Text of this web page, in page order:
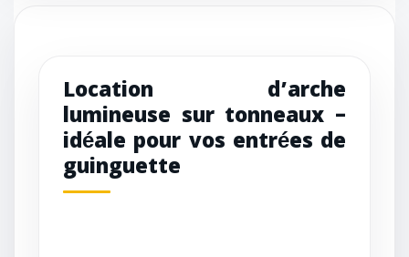
Location d’arche
lumineuse sur tonneaux –
idéale pour vos entrées de
guinguette